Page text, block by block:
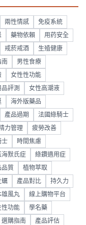
兩性情感 免疫系統
藥物依賴 用药安全
戒菸戒酒 生殖健康
南 男性食療
女性性功能
評測 女性高潮液
海外版藥品
產品過期 法國綠騎士
力管理 疲勞改善
士 時間焦慮
海默氏症 綠鑽適用症
品質 植物萃取
蠣 產品對比 持久力
雄風丸 線上購物平台
性功能 學名藥
選購指南 產品評估